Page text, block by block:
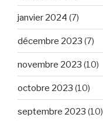
janvier 2024 (7)
décembre 2023 (7)
novembre 2023 (10)
octobre 2023 (10)
septembre 2023 (10)